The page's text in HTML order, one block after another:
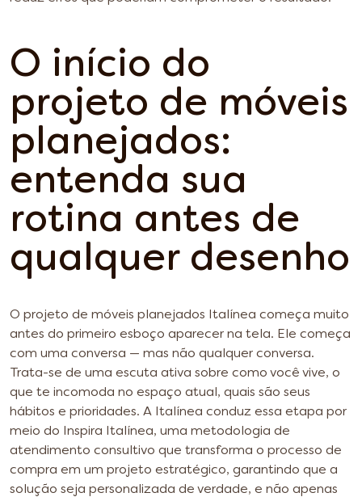
O início do
projeto de móveis
planejados:
entenda sua
rotina antes de
qualquer desenho
O projeto de móveis planejados Italínea começa muito
antes do primeiro esboço aparecer na tela. Ele começa
com uma conversa — mas não qualquer conversa.
Trata-se de uma escuta ativa sobre como você vive, o
que te incomoda no espaço atual, quais são seus
hábitos e prioridades. A Italínea conduz essa etapa por
meio do Inspira Italínea, uma metodologia de
atendimento consultivo que transforma o processo de
compra em um projeto estratégico, garantindo que a
solução seja personalizada de verdade, e não apenas